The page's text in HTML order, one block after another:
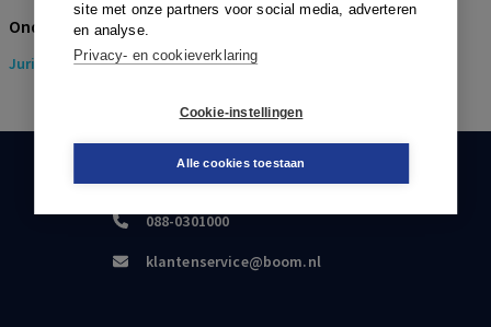
site met onze partners voor social media, adverteren
en analyse.
Privacy- en cookieverklaring
Cookie-instellingen
Alle cookies toestaan
Onderwerpen
Juridisch> Ondernemingsrecht
KLANTENSERVICE
088-0301000
klantenservice@boom.nl